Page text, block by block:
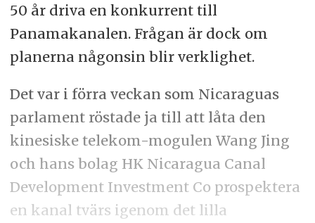
50 år driva en konkurrent till
Panamakanalen. Frågan är dock om
planerna någonsin blir verklighet.
Det var i förra veckan som Nicaraguas
parlament röstade ja till att låta den
kinesiske telekom-mogulen Wang Jing
och hans bolag HK Nicaragua Canal
Development Investment Co prospektera
en kanal tvärs igenom det lilla